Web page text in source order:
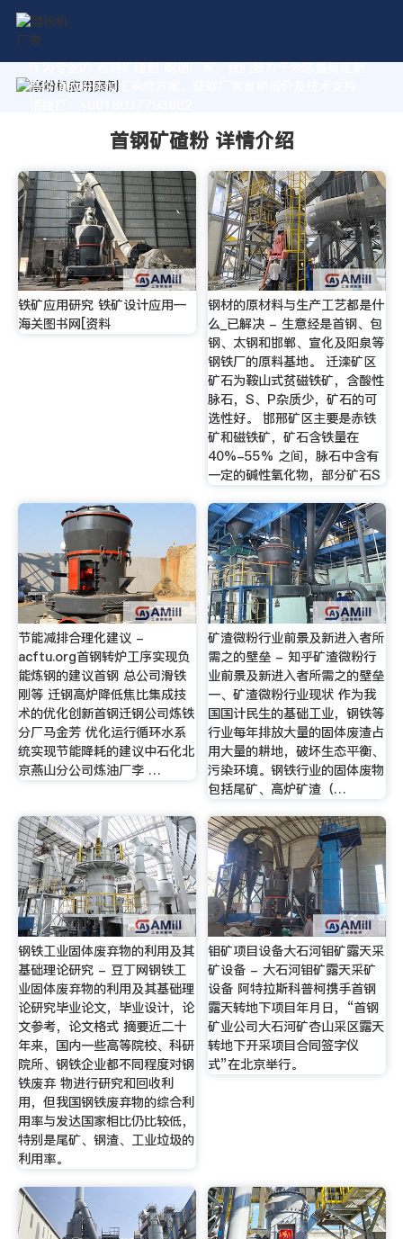
作为专业的 首钢矿碴粉 制造厂家，我们致力于为您量身定制
高价值的粉体加工系统方案。获取厂家直销报价及技术支持，
首钢矿碴粉 详情介绍
铁矿应用研究 铁矿设计应用—
海关图书网[资料
钢材的原材料与生产工艺都是什
么_已解决 - 生意经是首钢、包
钢、太钢和邯郸、宣化及阳泉等
钢铁厂的原料基地。 迁滦矿区
矿石为鞍山式贫磁铁矿，含酸性
脉石，S、P杂质少，矿石的可
选性好。 邯邢矿区主要是赤铁
矿和磁铁矿，矿石含铁量在
40%-55% 之间，脉石中含有
一定的碱性氧化物，部分矿石S
节能减排合理化建议 -
acftu.org首钢转炉工序实现负
能炼钢的建议首钢 总公司滑铁
刚等 迁钢高炉降低焦比集成技
术的优化创新首钢迁钢公司炼铁
分厂马金芳 优化运行循环水系
统实现节能降耗的建议中石化北
京燕山分公司炼油厂李 …
矿渣微粉行业前景及新进入者所
需之的壁垒 - 知乎矿渣微粉行
业前景及新进入者所需之的壁垒
一、矿渣微粉行业现状 作为我
国国计民生的基础工业，钢铁等
行业每年排放大量的固体废渣占
用大量的耕地，破坏生态平衡、
污染环境。钢铁行业的固体废物
包括尾矿、高炉矿渣（…
钢铁工业固体废弃物的利用及其
基础理论研究 - 豆丁网钢铁工
业固体废弃物的利用及其基础理
论研究毕业论文，毕业设计，论
文参考，论文格式 摘要近二十
年来，国内一些高等院校、科研
院所、钢铁企业都不同程度对钢
铁废弃 物进行研究和回收利
用，但我国钢铁废弃物的综合利
用率与发达国家相比仍比较低，
特别是尾矿、钢渣、工业垃圾的
利用率。
钼矿项目设备大石河钼矿露天采
矿设备 - 大石河钼矿露天采矿
设备 阿特拉斯科普柯携手首钢
露天转地下项目年月日，“首钢
矿业公司大石河矿杏山采区露天
转地下开采项目合同签字仪
式”在北京举行。